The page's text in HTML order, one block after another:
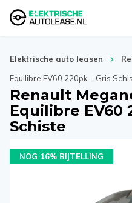
Elektrische auto leasen
Equilibre EV60 220pk – Gris
Renault
Equilibre EV60
Schiste
NOG 16% BIJTELLING